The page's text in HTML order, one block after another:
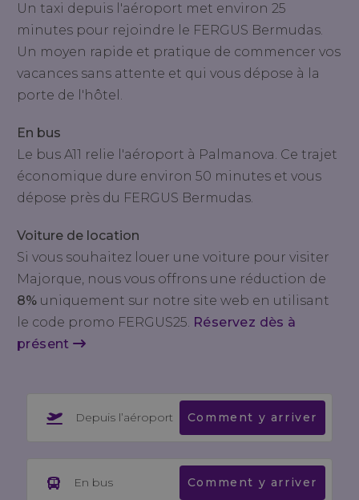
Un taxi depuis l'aéroport met environ 25
minutes pour rejoindre le FERGUS Bermudas.
Un moyen rapide et pratique de commencer vos
vacances sans attente et qui vous dépose à la
porte de l'hôtel.
En bus
Le bus A11 relie l'aéroport à Palmanova. Ce trajet
économique dure environ 50 minutes et vous
dépose près du FERGUS Bermudas.
Voiture de location
Si vous souhaitez louer une voiture pour visiter
Majorque, nous vous offrons une réduction de
8%uniquement sur notre site web en utilisant
le code promo FERGUS25. Réservez dès à
présent
Depuis l’aéroport Comment y arriver
En bus Comment y arriver